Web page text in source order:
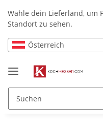
Wähle dein Lieferland, um
Standort zu sehen.
Österreich